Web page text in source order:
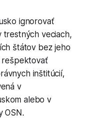
ignorovať
trestných veciach,
štátov bez jeho
rešpektovať
inštitúcií,
v
alebo v
OSN.